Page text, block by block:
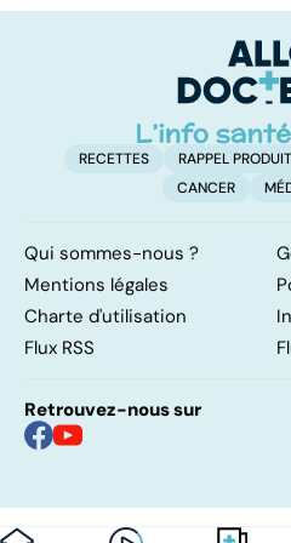
RECETTES RAPPEL PRODUIT
CANCER
Qui sommes-nous ?
Mentions légales
Charte d'utilisation
Flux RSS
Retrouvez-nous sur